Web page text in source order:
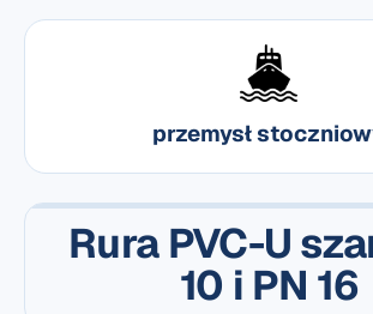
przemysł
Rura PVC-U
10 i PN 16